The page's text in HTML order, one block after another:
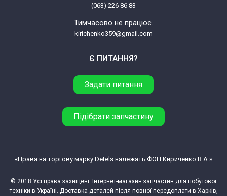
Ariston ABS VLS INOX PW 80 3605498
Ariston ABS VLS INOX QH 100 3626035
Ariston ABS VLS INOX QH 30 3626032
(063) 226 86 83
Тимчасово не працює.
kirichenko359@gmail.com
Є ПИТАННЯ?
Задати питання
Підібрати запчастину
© 2018 Усі права захищені. Інтернет-магазин запчастин для побутової
техніки в Україні. Доставка деталей після повної передоплати в Харків,
«Права на торгову марку Detels належать ФОП Кириченко В.А.»